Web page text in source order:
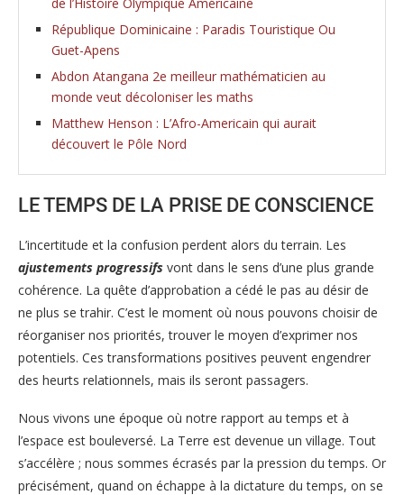
République Dominicaine : Paradis Touristique Ou
Guet-Apens
Abdon Atangana 2e meilleur mathématicien au
monde veut décoloniser les maths
Matthew Henson : L’Afro-Americain qui aurait
découvert le Pôle Nord
LE TEMPS DE LA PRISE DE CONSCIENCE
L’incertitude et la confusion perdent alors du terrain. Les
ajustements progressifs vont dans le sens d’une plus grande
cohérence. La quête d’approbation a cédé le pas au désir de
ne plus se trahir. C’est le moment où nous pouvons choisir de
réorganiser nos priorités, trouver le moyen d’exprimer nos
potentiels. Ces transformations positives peuvent engendrer
des heurts relationnels, mais ils seront passagers.
Nous vivons une époque où notre rapport au temps et à
l’espace est bouleversé. La Terre est devenue un village. Tout
s’accélère ; nous sommes écrasés par la pression du temps. Or
précisément, quand on échappe à la dictature du temps, on se